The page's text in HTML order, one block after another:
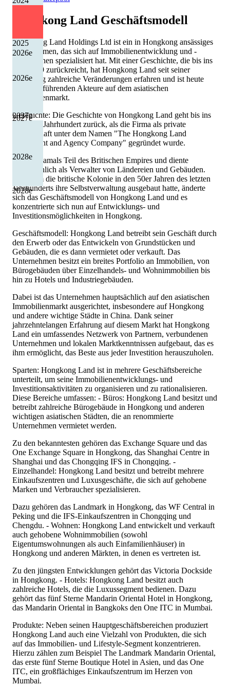
2026e
2027e
2028e
2025
2026e
2027e
2028e
Hongkong Land Geschäftsmodell
Hongkong Land Holdings Ltd ist ein in Hongkong ansässiges
Unternehmen, das sich auf Immobilienentwicklung und -
investitionen spezialisiert hat. Mit einer Geschichte, die bis ins
Jahr 1889 zurückreicht, hat Hongkong Land seit seiner
Gründung zahlreiche Veränderungen erfahren und ist heute
einer der führenden Akteure auf dem asiatischen
Immobilienmarkt.
Geschichte: Die Geschichte von Hongkong Land geht bis ins
späte 19. Jahrhundert zurück, als die Firma als private
Gesellschaft unter dem Namen "The Hongkong Land
Investment and Agency Company" gegründet wurde.
Sie war damals Teil des Britischen Empires und diente
hauptsächlich als Verwalter von Ländereien und Gebäuden.
Nachdem die britische Kolonie in den 50er Jahren des letzten
Jahrhunderts ihre Selbstverwaltung ausgebaut hatte, änderte
sich das Geschäftsmodell von Hongkong Land und es
konzentrierte sich nun auf Entwicklungs- und
Investitionsmöglichkeiten in Hongkong.
Geschäftsmodell: Hongkong Land betreibt sein Geschäft durch
den Erwerb oder das Entwickeln von Grundstücken und
Gebäuden, die es dann vermietet oder verkauft. Das
Unternehmen besitzt ein breites Portfolio an Immobilien, von
Bürogebäuden über Einzelhandels- und Wohnimmobilien bis
hin zu Hotels und Industriegebäuden.
Dabei ist das Unternehmen hauptsächlich auf den asiatischen
Immobilienmarkt ausgerichtet, insbesondere auf Hongkong
und andere wichtige Städte in China. Dank seiner
jahrzehntelangen Erfahrung auf diesem Markt hat Hongkong
Land ein umfassendes Netzwerk von Partnern, verbundenen
Unternehmen und lokalen Marktkenntnissen aufgebaut, das es
ihm ermöglicht, das Beste aus jeder Investition herauszuholen.
Sparten: Hongkong Land ist in mehrere Geschäftsbereiche
unterteilt, um seine Immobilienentwicklungs- und
Investitionsaktivitäten zu organisieren und zu rationalisieren.
Diese Bereiche umfassen: - Büros: Hongkong Land besitzt und
betreibt zahlreiche Bürogebäude in Hongkong und anderen
wichtigen asiatischen Städten, die an renommierte
Unternehmen vermietet werden.
Zu den bekanntesten gehören das Exchange Square und das
One Exchange Square in Hongkong, das Shanghai Centre in
Shanghai und das Chongqing IFS in Chongqing. -
Einzelhandel: Hongkong Land besitzt und betreibt mehrere
Einkaufszentren und Luxusgeschäfte, die sich auf gehobene
Marken und Verbraucher spezialisieren.
Dazu gehören das Landmark in Hongkong, das WF Central in
Peking und die IFS-Einkaufszentren in Chongqing und
Chengdu. - Wohnen: Hongkong Land entwickelt und verkauft
auch gehobene Wohnimmobilien (sowohl
Eigentumswohnungen als auch Einfamilienhäuser) in
Hongkong und anderen Märkten, in denen es vertreten ist.
Zu den jüngsten Entwicklungen gehört das Victoria Dockside
in Hongkong. - Hotels: Hongkong Land besitzt auch
zahlreiche Hotels, die die Luxussegment bedienen. Dazu
gehört das fünf Sterne Mandarin Oriental Hotel in Hongkong,
das Mandarin Oriental in Bangkoks den One ITC in Mumbai.
Produkte: Neben seinen Hauptgeschäftsbereichen produziert
Hongkong Land auch eine Vielzahl von Produkten, die sich
auf das Immobilien- und Lifestyle-Segment konzentrieren.
Hierzu zählen zum Beispiel The Landmark Mandarin Oriental,
das erste fünf Sterne Boutique Hotel in Asien, und das One
ITC, ein großflächiges Einkaufszentrum im Herzen von
Mumbai.